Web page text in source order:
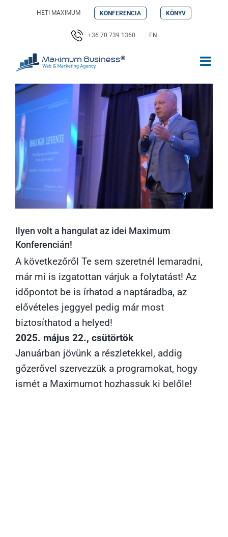
HETI MAXIMUM KONFERENCIA KÖNYV
+36 70 739 1360 EN
Ilyen volt a hangulat az idei Maximum
Konferencián!
A következőről Te sem szeretnél lemaradni,
már mi is izgatottan várjuk a folytatást! Az
időpontot be is írhatod a naptáradba, az
elővételes jeggyel pedig már most
biztosíthatod a helyed!
2025. május 22., csütörtök
Januárban jövünk a részletekkel, addig
gőzerővel szervezzük a programokat, hogy
ismét a Maximumot hozhassuk ki belőle!